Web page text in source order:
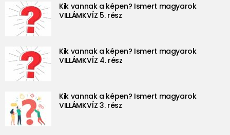
Kik vannak a képen? Ismert magyarok
VILLÁMKVÍZ 5. rész
Kik vannak a képen? Ismert magyarok
VILLÁMKVÍZ 4. rész
Kik vannak a képen? Ismert magyarok
VILLÁMKVÍZ 3. rész